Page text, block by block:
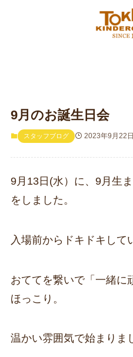
9月のお誕生日会
スタッフブログ 2023年9月22日
9月13日(水）に、9月生
をしました。
入場前からドキドキして
おててを繋いで「一緒に
ほっこり。
温かい雰囲気で始まりま